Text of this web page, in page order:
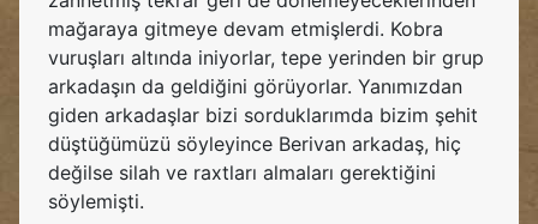
mağaraya gitmeye devam etmişlerdi. Kobra
vuruşları altında iniyorlar, tepe yerinden bir grup
arkadaşın da geldiğini görüyorlar. Yanımızdan
giden arkadaşlar bizi sorduklarımda bizim şehit
düştüğümüzü söyleyince Berivan arkadaş, hiç
değilse silah ve raxtları almaları gerektiğini
söylemişti.